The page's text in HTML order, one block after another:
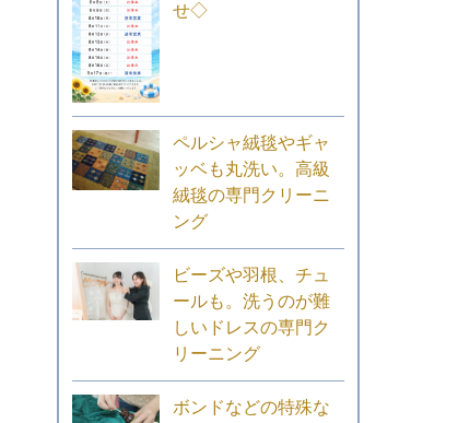
せ◇
ペルシャ絨毯やギャ
ッベも丸洗い。高級
絨毯の専門クリーニ
ング
ビーズや羽根、チュ
ールも。洗うのが難
しいドレスの専門ク
リーニング
ボンドなどの特殊な